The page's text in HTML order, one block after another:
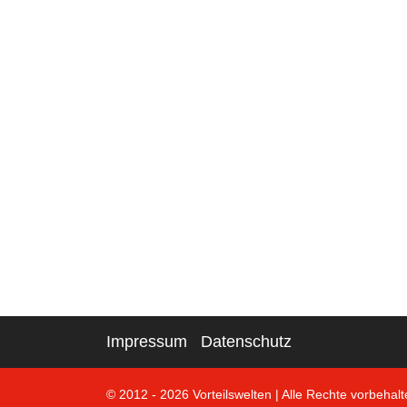
Impressum Datenschutz
© 2012 - 2026 Vorteilswelten | Alle Rechte